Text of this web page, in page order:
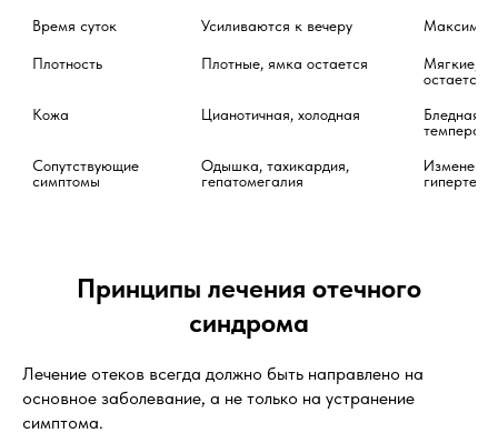
Время суток
Усиливаются к вечеру
Плотность Плотные, ямка остается
Мягкие,
остается
Кожа
Цианотичная, холодная
Бледная,
Сопутствующие
симптомы
Одышка, тахикардия,
гепатомегалия
Принципы лечения отечного
синдрома
Лечение отеков всегда должно быть направлено на
основное заболевание, а не только на устранение
симптома.